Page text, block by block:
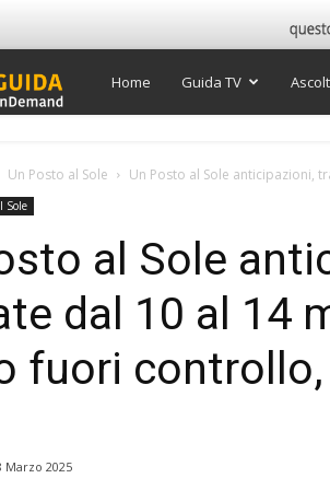
Super
Home Guida TV
Un Posto al Sole Un Posto al Sole anticipazioni,
Sole
al Sole
dal 10 al 14
fuori
Marzo 2025